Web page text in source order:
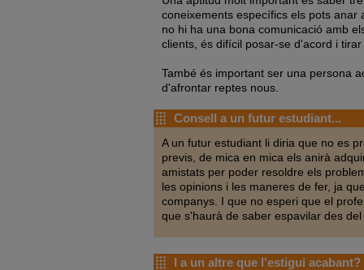
coneixements específics els pots anar
no hi ha una bona comunicació amb
clients, és difícil posar-se d'acord i
També és important ser una persona
d'afrontar reptes nous.
Consell a un futur estudiant...
A un futur estudiant li diria que no es
previs, de mica en mica els anirà
amistats per poder resoldre els
les opinions i les maneres de fer, ja
companys. I que no esperi que el
que s'haurà de saber espavilar des
I a un altre que l'estigui acabant?